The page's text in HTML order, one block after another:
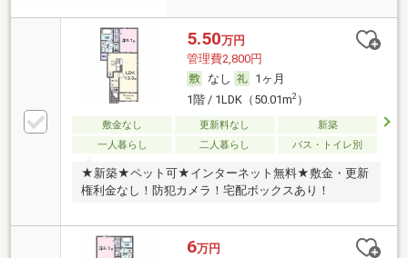
5.50万円
管理費2,800円
なし
1ヶ月
1階 / 1LDK（50.01m2）
敷金なし 更新料なし
新築
一人暮らし
二人暮らし バス・トイレ別
★新築★ペット可★インターネット無料★敷金・更新
権利金なし！防犯カメラ！宅配ボックスあり！
6万円